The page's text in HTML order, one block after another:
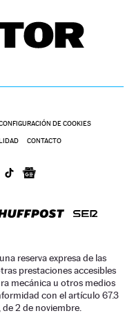
DE COOKIES
CONTACTO
reserva expresa de las
prestaciones accesibles
mecánica u otros medios
con el artículo 67.3
2 de noviembre.